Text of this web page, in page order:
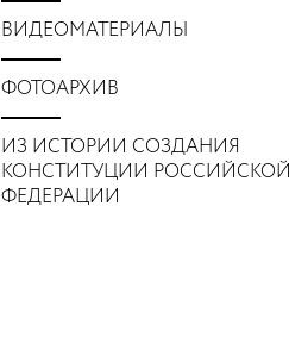
ВИДЕОМАТЕРИАЛЫ
ФОТОАРХИВ
ИЗ ИСТОРИИ СОЗДАНИЯ
КОНСТИТУЦИИ РОССИЙСКОЙ
ФЕДЕРАЦИИ